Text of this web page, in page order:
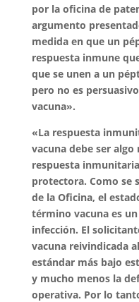
por la oficina de
argumento
medida en que un
respuesta inmune
que se unen a un
pero no es
vacuna».
«La respuesta
vacuna debe ser
respuesta
protectora. Como se
de la Oficina, el
término vacuna es
infección. El
vacuna reivindicada
estándar más bajo
y mucho menos la
operativa. Por lo